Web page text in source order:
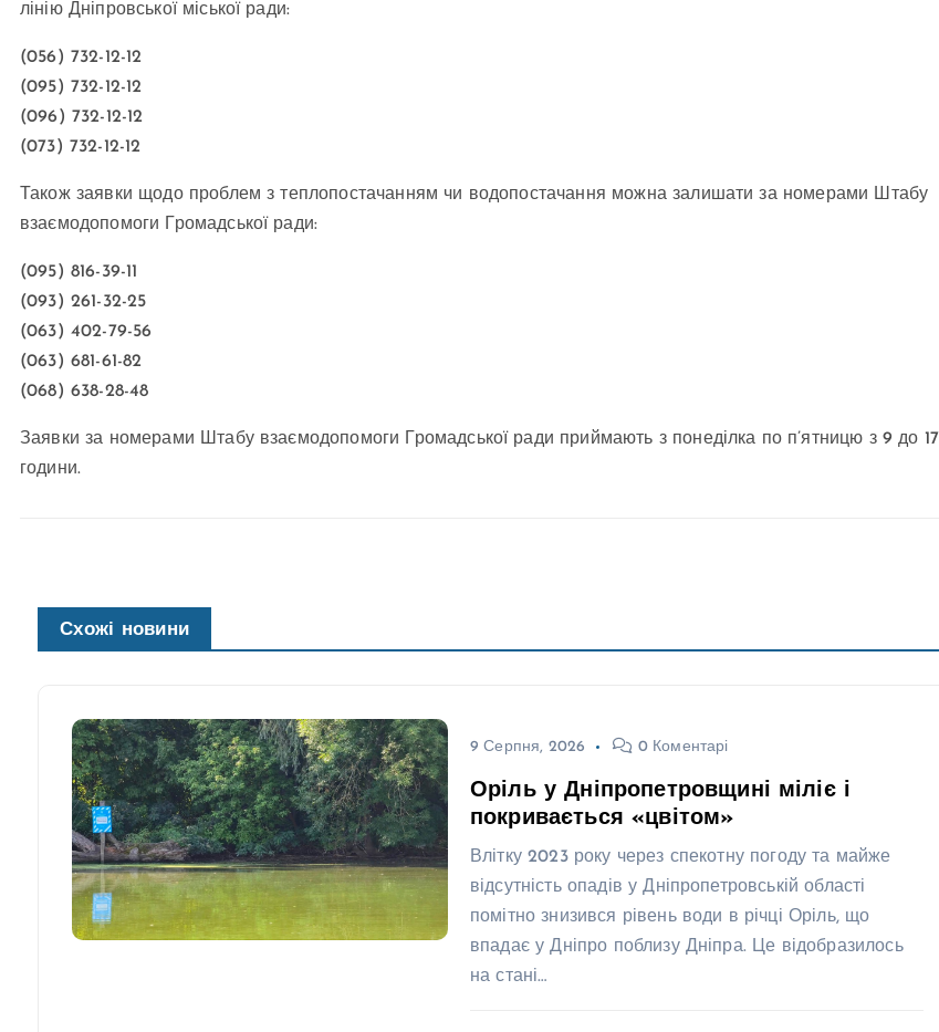
лінію Дніпровської міської ради:
(056) 732-12-12
(095) 732-12-12
(096) 732-12-12
(073) 732-12-12
Також заявки щодо проблем з теплопостачанням чи водопостачання можна залишати за номерами Штабу
взаємодопомоги Громадської ради:
(095) 816-39-11
(093) 261-32-25
(063) 402-79-56
(063) 681-61-82
(068) 638-28-48
Заявки за номерами Штабу взаємодопомоги Громадської ради приймають з понеділка по п’ятницю з 9 до 17
години.
Схожі новини
9 Серпня, 2026 0 Коментарі
Оріль у Дніпропетровщині міліє і
покривається «цвітом»
Влітку 2023 року через спекотну погоду та майже
відсутність опадів у Дніпропетровській області
помітно знизився рівень води в річці Оріль, що
впадає у Дніпро поблизу Дніпра. Це відобразилось
на стані…